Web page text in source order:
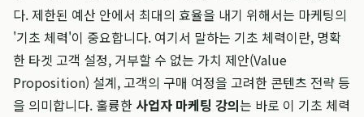
다. 제한된 예산 안에서 최대의 효율을 내기 위해서는 마케팅의
'기초 체력'이 중요합니다. 여기서 말하는 기초 체력이란, 명확
한 타겟 고객 설정, 거부할 수 없는 가치 제안(Value
Proposition) 설계, 고객의 구매 여정을 고려한 콘텐츠 전략 등
을 의미합니다. 훌륭한 사업자 마케팅 강의는 바로 이 기초 체력